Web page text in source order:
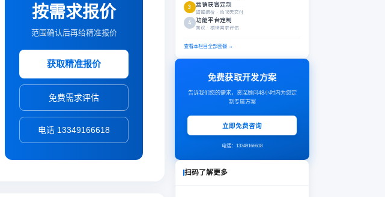
按需求报价
范围确认后再给精准报价
获取精准报价
免费需求评估
电话 13349166618
3 营销获客定制
咨询报价 · 约18天交付
4 功能平台定制
面议 · 根据需求评估
查看本栏目全部套餐 →
免费获取开发方案
告诉我们您的需求，资深顾问48小时内为您定
制专属方案
立即免费咨询
电话： 13349166618
扫码了解更多